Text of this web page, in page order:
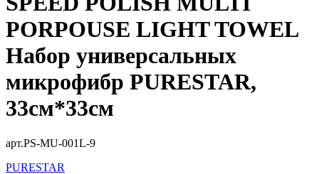
PORPOUSE LIGHT TOWEL
Набор универсальных
микрофибр PURESTAR,
33см*33см
арт.PS-MU-001L-9
PURESTAR